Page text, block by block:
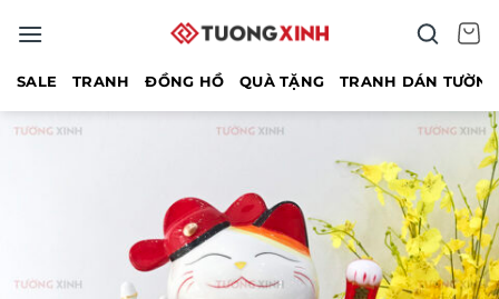
qua
SALE TRANH ĐỒNG HỒ QUÀ TẶNG TRANH DÁN